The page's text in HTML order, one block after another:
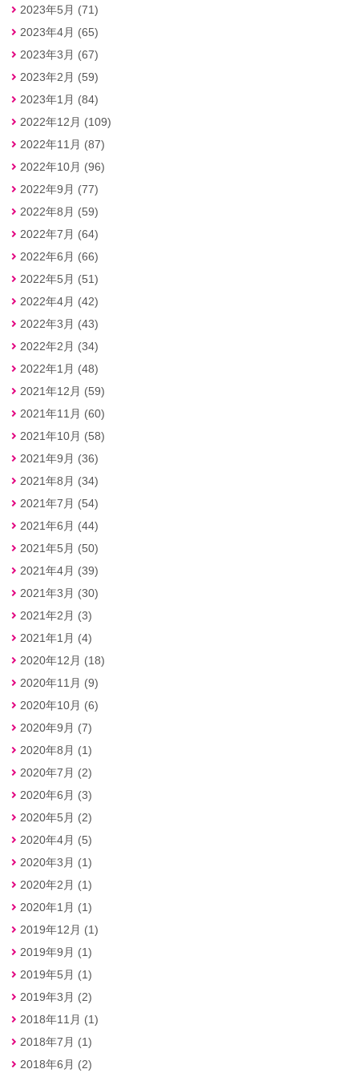
2023年5月 (71)
2023年4月 (65)
2023年3月 (67)
2023年2月 (59)
2023年1月 (84)
2022年12月 (109)
2022年11月 (87)
2022年10月 (96)
2022年9月 (77)
2022年8月 (59)
2022年7月 (64)
2022年6月 (66)
2022年5月 (51)
2022年4月 (42)
2022年3月 (43)
2022年2月 (34)
2022年1月 (48)
2021年12月 (59)
2021年11月 (60)
2021年10月 (58)
2021年9月 (36)
2021年8月 (34)
2021年7月 (54)
2021年6月 (44)
2021年5月 (50)
2021年4月 (39)
2021年3月 (30)
2021年2月 (3)
2021年1月 (4)
2020年12月 (18)
2020年11月 (9)
2020年10月 (6)
2020年9月 (7)
2020年8月 (1)
2020年7月 (2)
2020年6月 (3)
2020年5月 (2)
2020年4月 (5)
2020年3月 (1)
2020年2月 (1)
2020年1月 (1)
2019年12月 (1)
2019年9月 (1)
2019年5月 (1)
2019年3月 (2)
2018年11月 (1)
2018年7月 (1)
2018年6月 (2)